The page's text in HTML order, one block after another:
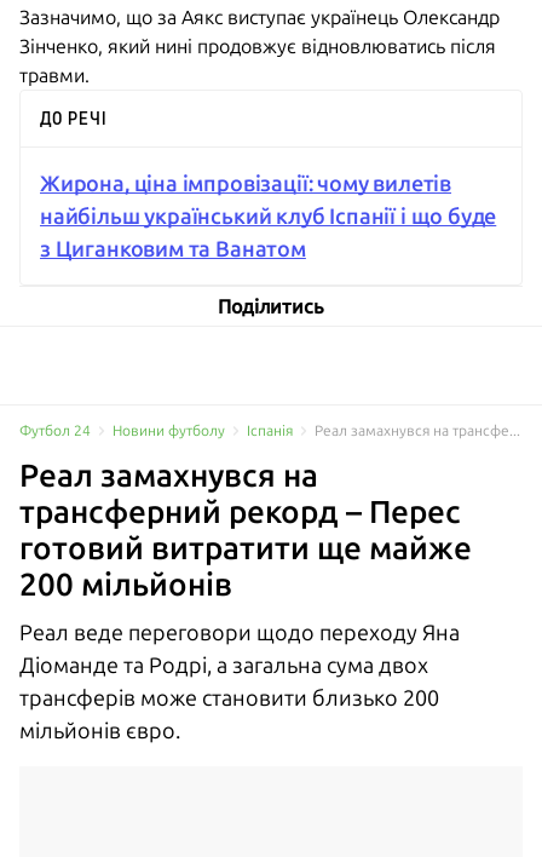
Зазначимо, що за Аякс виступає українець Олександр
Зінченко, який нині продовжує відновлюватись після
травми.
ДО РЕЧІ
Жирона, ціна імпровізації: чому вилетів
найбільш український клуб Іспанії і що буде
з Циганковим та Ванатом
Поділитись